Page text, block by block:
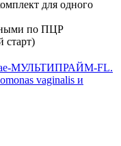
МУЛЬТИПРАЙМ-FL.
vaginalis и